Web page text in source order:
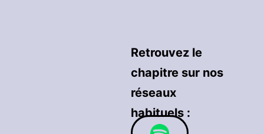
Retrouvez le
chapitre sur nos
réseaux
habituels :